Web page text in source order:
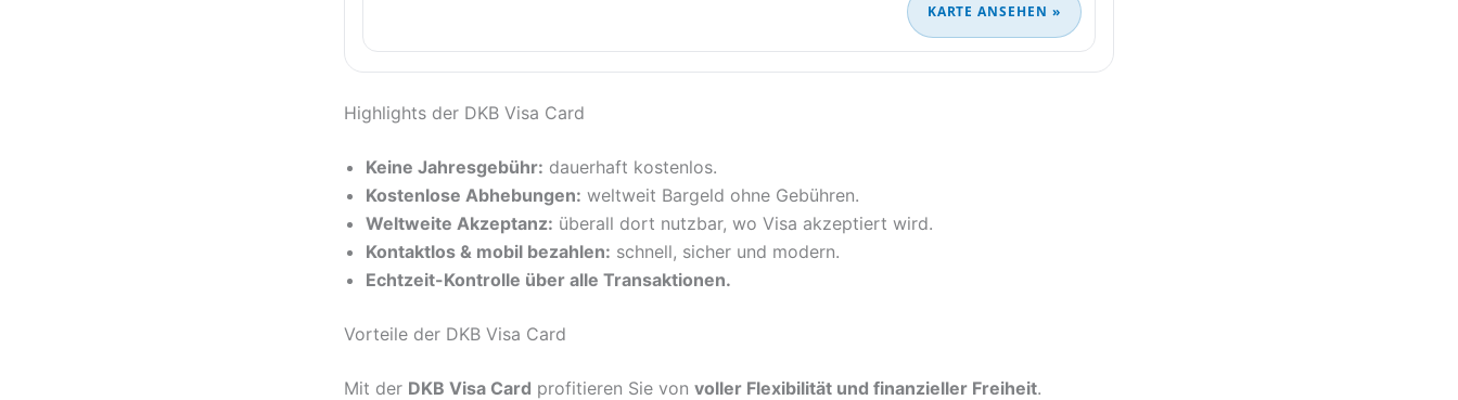
KARTE ANSEHEN »
Highlights der DKB Visa Card
Keine Jahresgebühr: dauerhaft kostenlos.
Kostenlose Abhebungen: weltweit Bargeld ohne Gebühren.
Weltweite Akzeptanz: überall dort nutzbar, wo Visa akzeptiert wird.
Kontaktlos & mobil bezahlen: schnell, sicher und modern.
Echtzeit-Kontrolle über alle Transaktionen.
Vorteile der DKB Visa Card
Mit der DKB Visa Card profitieren Sie von voller Flexibilität und finanzieller Freiheit.